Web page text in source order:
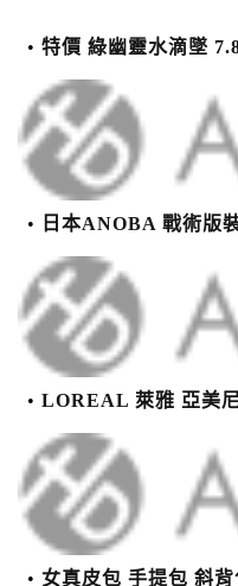
特價 綠幽靈水滴墜
日本ANOBA 戰術版
LOREAL 萊雅 亞美
女真皮包 手提包 斜背包 優雅牛皮氣質